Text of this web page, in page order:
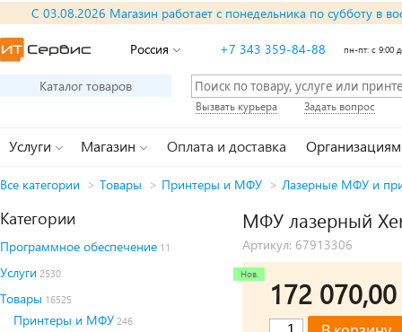
С 03.08.2026 Магазин работает с понедельника по субботу в
Россия +7 343 359-84-88 пн-пт: с 9:00
Каталог товаров
Вызвать курьера Задать вопрос
Услуги Магазин Оплата и доставка Организациям
Все категории > Товары > Принтеры и МФУ > Лазерные МФУ и
Категории
Программное обеспечение 11
Услуги 2530
Товары 16525
Принтеры и МФУ 246
МФУ лазерный
Артикул: 67913306
172